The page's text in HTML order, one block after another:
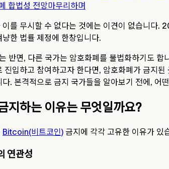
합법성 전망마무리하며
를 무시할 수 없다는 것에는 이견이 없습니다.
한 법률 제정에 한창입니다.
반면, 다른 국가는 암호화폐를 불법화하기도
진입하고 참여하고자 한다면, 암호화폐가 금지
. 본격적으로 금지 국가들을 알아보기 전에,
지하는 이유는 무엇일까요?
Bitcoin(비트코인) 금지에 각각 고유한 이유가 있
연관성